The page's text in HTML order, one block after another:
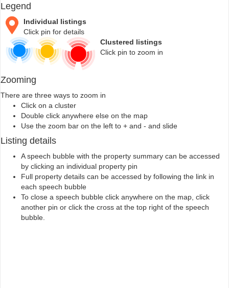
Legend
Individual listings
Click pin for details
Clustered listings
Click pin to zoom in
Zooming
There are three ways to zoom in
Click on a cluster
Double click anywhere else on the map
Use the zoom bar on the left to + and - and slide
Listing details
A speech bubble with the property summary can be accessed
by clicking an individual property pin
Full property details can be accessed by following the link in
each speech bubble
To close a speech bubble click anywhere on the map, click
another pin or click the cross at the top right of the speech
bubble.